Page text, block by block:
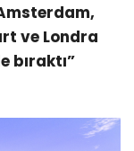
ve Londra
bıraktı”